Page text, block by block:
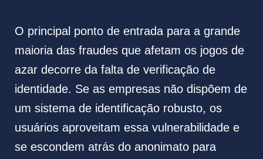
O principal ponto de entrada para a grande
maioria das fraudes que afetam os jogos de
azar decorre da falta de verificação de
identidade. Se as empresas não dispõem de
um sistema de identificação robusto, os
usuários aproveitam essa vulnerabilidade e
se escondem atrás do anonimato para